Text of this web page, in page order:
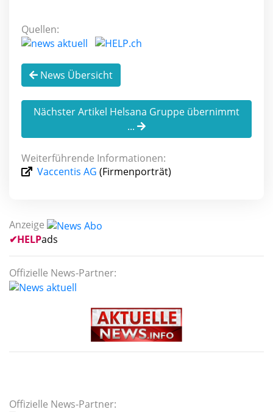
Quellen:
News Übersicht
Nächster Artikel Helsana Gruppe übernimmt
...
Weiterführende Informationen:
Vaccentis AG (Firmenporträt)
Anzeige
✔HELPads
Offizielle News-Partner:
Offizielle News-Partner: